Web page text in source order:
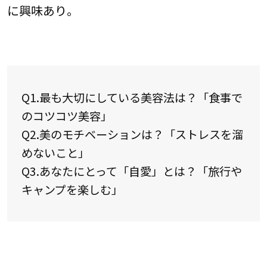
に興味あり。
Q1.最も大切にしている美容法は？「食事で
のコツコツ美容」
Q2.美のモチベーションは？「ストレスを溜
めないこと」
Q3.あなたにとって「自愛」とは？「旅行や
キャンプを楽しむ」